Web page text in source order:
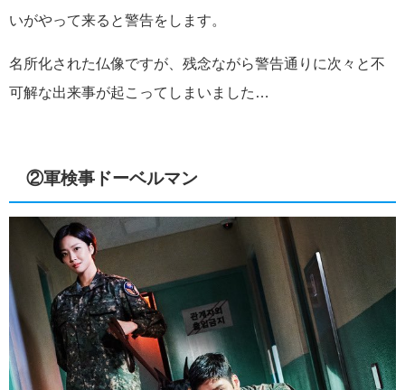
いがやって来ると警告をします。
名所化された仏像ですが、残念ながら警告通りに次々と不
可解な出来事が起こってしまいました…
②軍検事ドーベルマン